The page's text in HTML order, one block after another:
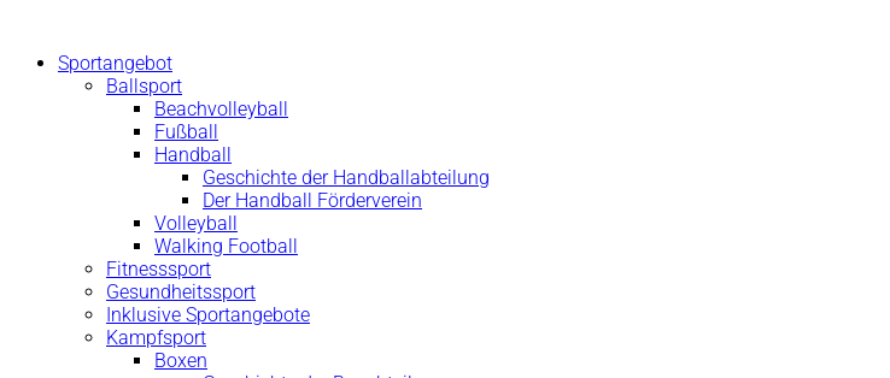
springenSportangebot
Ballsport
Beachvolleyball
Fußball
Handball
Geschichte der Handballabteilung
Der Handball Förderverein
Volleyball
Walking Football
Fitnesssport
Gesundheitssport
Inklusive Sportangebote
Kampfsport
Boxen